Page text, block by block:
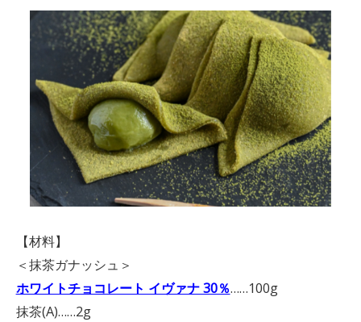
【材料】
＜抹茶ガナッシュ＞
ホワイトチョコレート イヴァナ 30％……100g
抹茶(A)……2g